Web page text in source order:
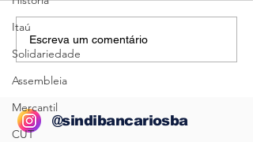
Itaú
Solidariedade
Assembleia
Mercantil
CUT
Escreva um comentário
@sindibancariosba